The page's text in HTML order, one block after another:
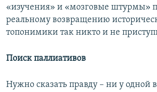
«изучения» и «мозговые штурмы»
реальному возвращению
топонимики так никто и не
Поиск паллиативов
Нужно сказать правду – ни у одной